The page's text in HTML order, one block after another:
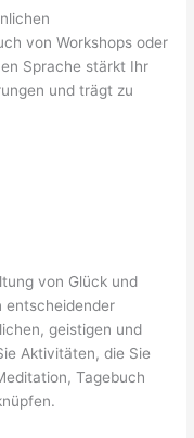
von Workshops oder
Sprache stärkt Ihr
und trägt zu
von Glück und
entscheidender
geistigen und
Aktivitäten, die Sie
Tagebuch